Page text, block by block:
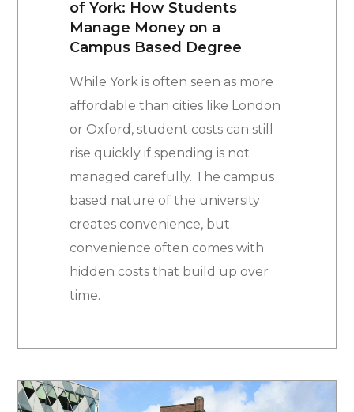
of York: How Students
Manage Money on a
Campus Based Degree
While York is often seen as more
affordable than cities like London
or Oxford, student costs can still
rise quickly if spending is not
managed carefully. The campus
based nature of the university
creates convenience, but
convenience often comes with
hidden costs that build up over
time.